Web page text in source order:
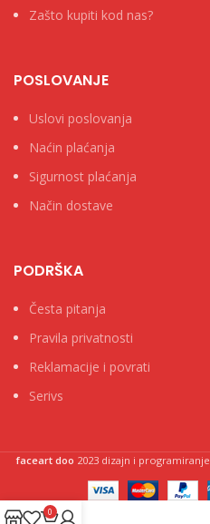
Zašto kupiti kod nas?
POSLOVANJE
Uslovi poslovanja
Naćin plaćanja
Sigurnost plaćanja
Način dostave
PODRŠKA
Česta pitanja
Pravila privatnosti
Reklamacije i povrati
Serivs
faceart doo 2023 dizajn i programiranje
0